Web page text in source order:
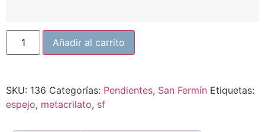
Añadir al carrito
SKU: 136 Categorías: Pendientes, San Fermín Etiquetas:
espejo, metacrilato, sf